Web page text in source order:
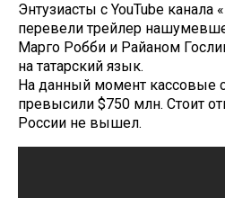
Энтузиасты с YouTube
перевели трейлер
Марго Робби и Райаном
на татарский язык.
На данный момент кассовые
превысили $750 млн. Стоит
России не вышел.